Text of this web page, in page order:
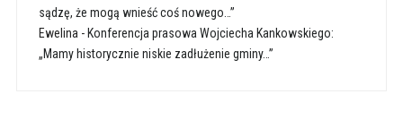
sądzę, że mogą wnieść coś nowego…”
Ewelina - Konferencja prasowa Wojciecha Kankowskiego:
„Mamy historycznie niskie zadłużenie gminy…”